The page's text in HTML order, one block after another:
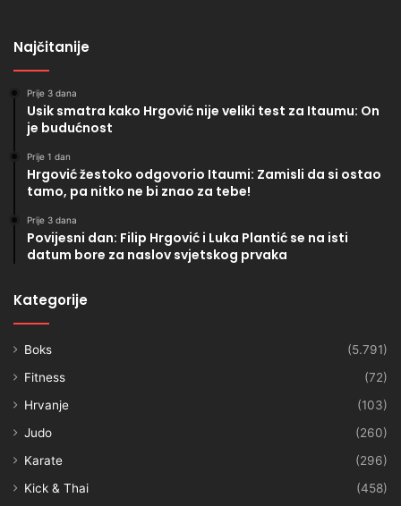
Najčitanije
Prije 3 dana
Usik smatra kako Hrgović nije veliki test za Itaumu: On
je budućnost
Prije 1 dan
Hrgović žestoko odgovorio Itaumi: Zamisli da si ostao
tamo, pa nitko ne bi znao za tebe!
Prije 3 dana
Povijesni dan: Filip Hrgović i Luka Plantić se na isti
datum bore za naslov svjetskog prvaka
Kategorije
Boks
(5.791)
Fitness
(72)
Hrvanje
(103)
Judo
(260)
Karate
(296)
Kick & Thai
(458)